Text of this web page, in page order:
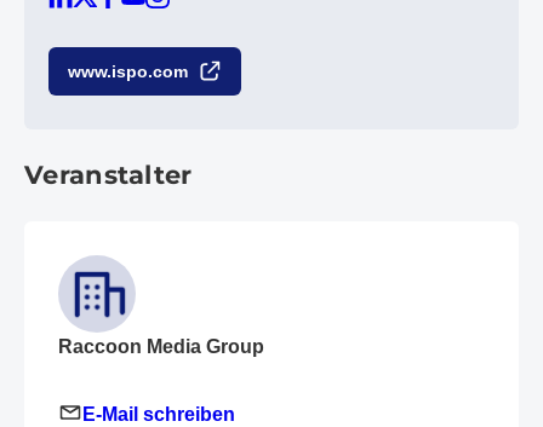
www.ispo.com
Veranstalter
Raccoon Media Group
E-Mail schreiben